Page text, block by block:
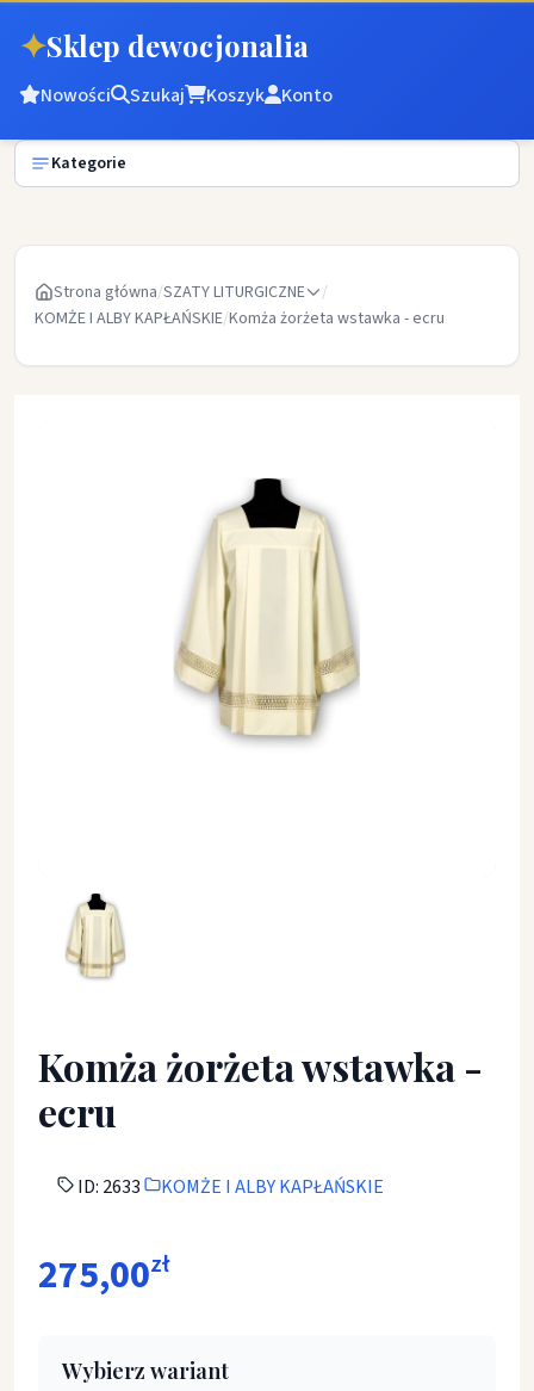
✦Sklep dewocjonalia
Nowości Szukaj Koszyk Konto
Kategorie
Strona główna/SZATY LITURGICZNE
/
KOMŻE I ALBY KAPŁAŃSKIE/Komża żorżeta wstawka - ecru
Komża żorżeta wstawka - ecru - KOMŻE I ALBY
Komża żorżeta wstawka -
ecru
ID: 2633 KOMŻE I ALBY KAPŁAŃSKIE
275,00zł
Wybierz wariant